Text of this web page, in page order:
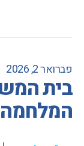
פברואר 2, 2026
בית
המלחמה